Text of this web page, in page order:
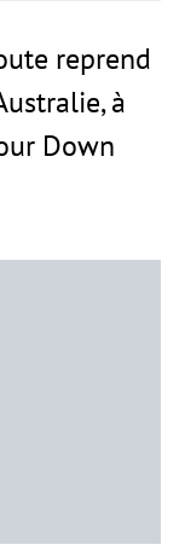
reprend
à
Down